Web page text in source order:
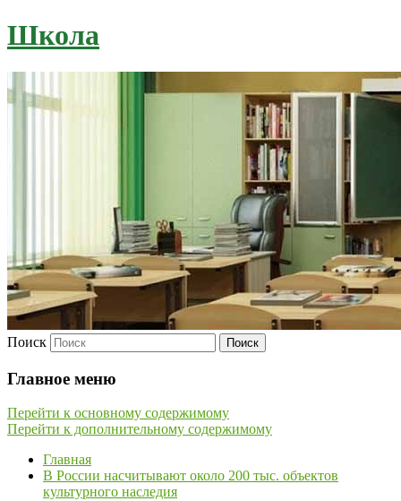
Школа
Поиск
Главное меню
Перейти к основному содержимому
Перейти к дополнительному содержимому
Главная
В России насчитывают около 200 тыс. объектов
культурного наследия